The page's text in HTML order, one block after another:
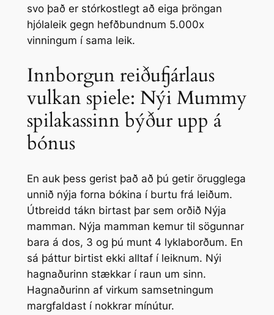
svo það er stórkostlegt að eiga þröngan
hjólaleik gegn hefðbundnum 5.000x
vinningum í sama leik.
Innborgun reiðufjárlaus
vulkan spiele: Nýi Mummy
spilakassinn býður upp á
bónus
En auk þess gerist það að þú getir örugglega
unnið nýja forna bókina í burtu frá leiðum.
Útbreidd tákn birtast þar sem orðið Nýja
mamman. Nýja mamman kemur til sögunnar
bara á dos, 3 og þú munt 4 lyklaborðum. En
sá þáttur birtist ekki alltaf í leiknum. Nýi
hagnaðurinn stækkar í raun um sinn.
Hagnaðurinn af virkum samsetningum
margfaldast í nokkrar mínútur.